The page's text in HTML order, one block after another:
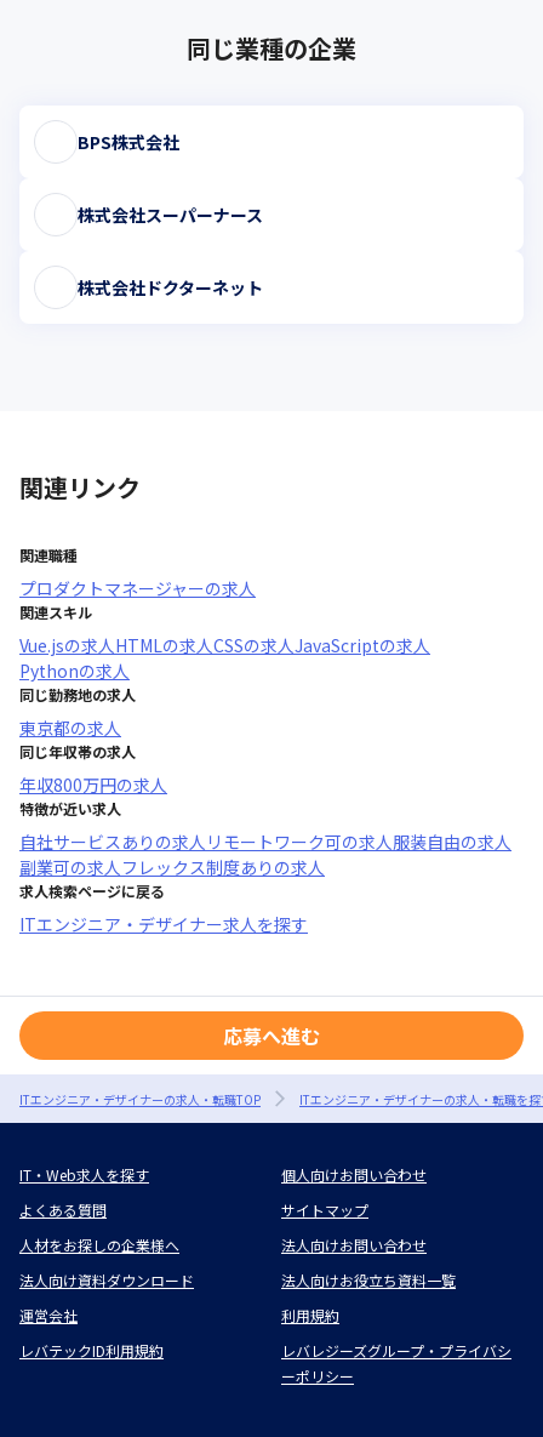
同じ業種の企業
BPS株式会社
株式会社スーパーナース
株式会社ドクターネット
関連リンク
関連職種
プロダクトマネージャーの求人
関連スキル
Vue.jsの求人HTMLの求人CSSの求人JavaScriptの求人
Pythonの求人
同じ勤務地の求人
東京都の求人
同じ年収帯の求人
年収800万円の求人
特徴が近い求人
自社サービスあり の求人 リモートワーク可の求人服装自由の求人
副業可の求人フレックス制度あり の求人
求人検索ページに戻る
ITエンジニア・デザイナー求人を探す
応募へ進む
ITエンジニア・デザイナーの求人・転職TOP ITエンジニア・デザイナーの求人・転職を
IT・Web求人を探す
個人向けお問い合わせ
よくある質問
サイトマップ
人材をお探しの企業様へ
法人向けお問い合わせ
法人向け資料ダウンロード
法人向けお役立ち資料一覧
運営会社
利用規約
レバテックID利用規約
レバレジーズグループ・プライバシ
ーポリシー